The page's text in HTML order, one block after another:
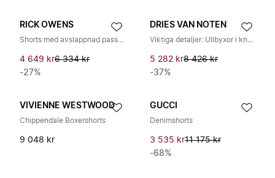
RICK OWENS
Shorts med avslappnad passform och dragsko
4 649 kr6 334 kr
-27%
DRIES VAN NOTEN
Viktiga detaljer: Ullbyxor i knälängd med veck
5 282 kr8 426 kr
-37%
VIVIENNE WESTWOOD
Chippendale Boxershorts
9 048 kr
GUCCI
Denimshorts
3 535 kr11 175 kr
-68%